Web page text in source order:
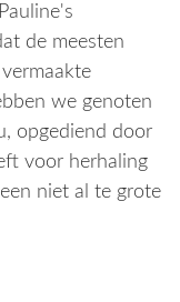
de meesten
we genoten
opgediend door
voor herhaling
niet al te grote